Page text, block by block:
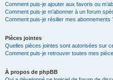
Comment puis-je ajouter aux favoris ou
Comment puis-je m’abonner à un forum
Comment puis-je résilier mes abonnements
Pièces jointes
Quelles pièces jointes sont autorisées sur
Comment puis-je retrouver toutes mes
À propos de phpBB